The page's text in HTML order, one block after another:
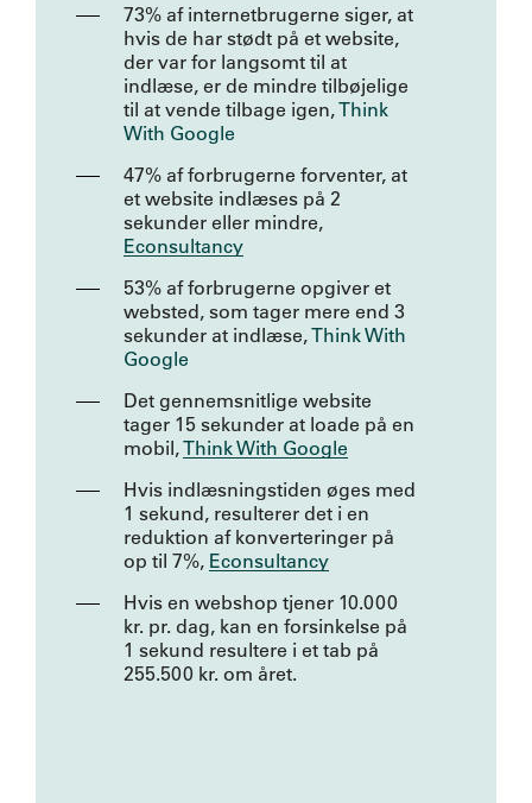
73% af internetbrugerne siger, at
hvis de har stødt på et website,
der var for langsomt til at
indlæse, er de mindre tilbøjelige
til at vende tilbage igen,Think
With Google
47% af forbrugerne forventer, at
et website indlæses på 2
sekunder eller mindre,
Econsultancy
53% af forbrugerne opgiver et
websted, som tager mere end 3
sekunder at indlæse,Think With
Google
Det gennemsnitlige website
tager 15 sekunder at loade på en
mobil,Think With Google
Hvis indlæsningstiden øges med
1 sekund, resulterer det i en
reduktion af konverteringer på
op til 7%, Econsultancy
Hvis en webshop tjener 10.000
kr. pr. dag, kan en forsinkelse på
1 sekund resultere i et tab på
255.500 kr. om året.